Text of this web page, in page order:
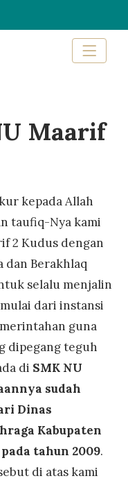
Maarif
kepada Allah
taufiq-Nya kami
2 Kudus dengan
dan Berakhlaq
selalu menjalin
dari instansi
guna
dipegang teguh
di SMK NU
sudah
Dinas
Kabupaten
tahun 2009.
di atas kami